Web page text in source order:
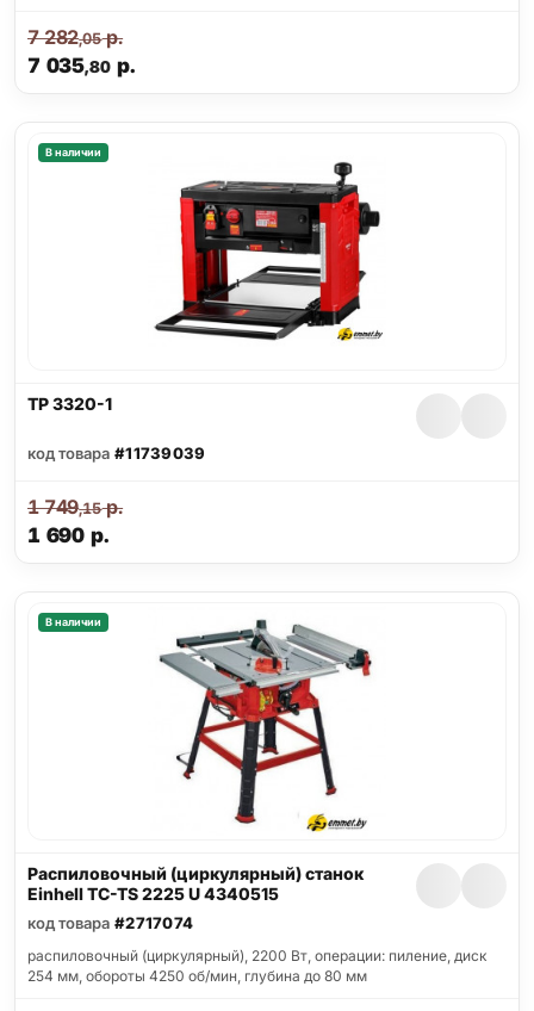
7 035,80 р.
7 282,05р.
В наличии
TP 3320-1
код товара #11739039
1 690 р.
1 749,15р.
В наличии
Распиловочный (циркулярный) станок
Einhell TC-TS 2225 U 4340515
код товара #2717074
распиловочный (циркулярный), 2200 Вт, операции: пиление, диск
254 мм, обороты 4250 об/мин, глубина до 80 мм